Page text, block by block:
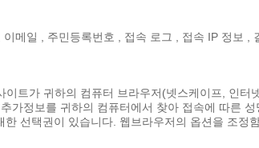
메일 , 주민등록번호 , 접속 로그 , 접속 IP 정보 ,
트가 귀하의 컴퓨터 브라우저(넷스케이프, 인터
정보를 귀하의 컴퓨터에서 찾아 접속에 따른
선택권이 있습니다. 웹브라우저의 옵션을 조정